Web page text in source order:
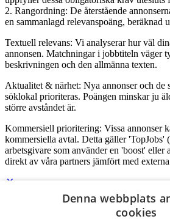
2. Rangordning: De återstående
en sammanlagd relevanspoäng, beräknad
Textuell relevans: Vi analyserar hur väl
annonsen. Matchningar i jobbtiteln väger
beskrivningen och den allmänna texten.
Aktualitet & närhet: Nya annonser och de
söklokal prioriteras. Poängen minskar ju
större avståndet är.
Kommersiell prioritering: Vissa annonser
kommersiella avtal. Detta gäller 'TopJobs'
arbetsgivare som använder en 'boost' eller
direkt av våra partners jämfört med
Denna webbplats
cookies